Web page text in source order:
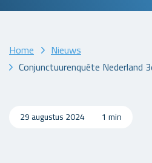
Home
Nieuws
Conjunctuurenquête Nederland
29 augustus 2024 1 min